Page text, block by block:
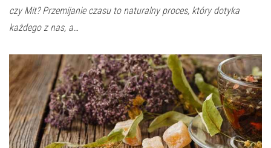
czy Mit? Przemijanie czasu to naturalny proces, który dotyka
każdego z nas, a…